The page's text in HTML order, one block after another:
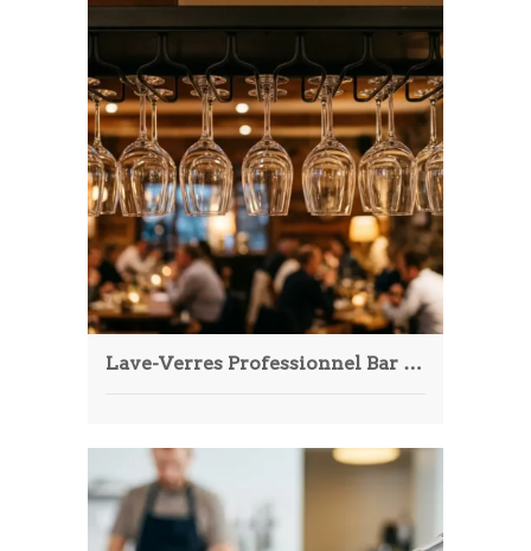
Lave-Verres Professionnel Bar & Restaurant : Guide Ultime